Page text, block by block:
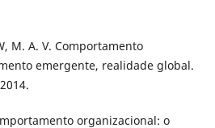
M. A. V. Comportamento
emergente, realidade global.
organizacional: o